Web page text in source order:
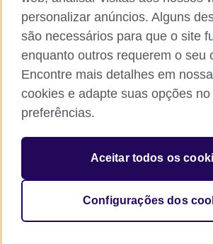
British Council global
Comentários e reclamações
Política de privacidade e termos de uso
© 2026 British Council
The United Kingdom’s international
personalizar anúncios. Alguns
são necessários para que o site
enquanto outros requerem o seu
Encontre mais detalhes em
cookies e adapte suas opções
preferências.
Aceitar todos os
Configurações dos